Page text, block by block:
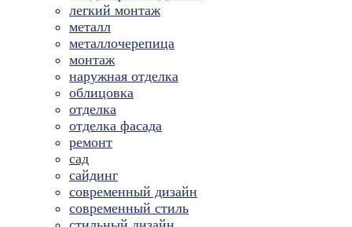
легкий монтаж
металл
металлочерепица
монтаж
наружная отделка
облицовка
отделка
отделка фасада
ремонт
сад
сайдинг
современный дизайн
современный стиль